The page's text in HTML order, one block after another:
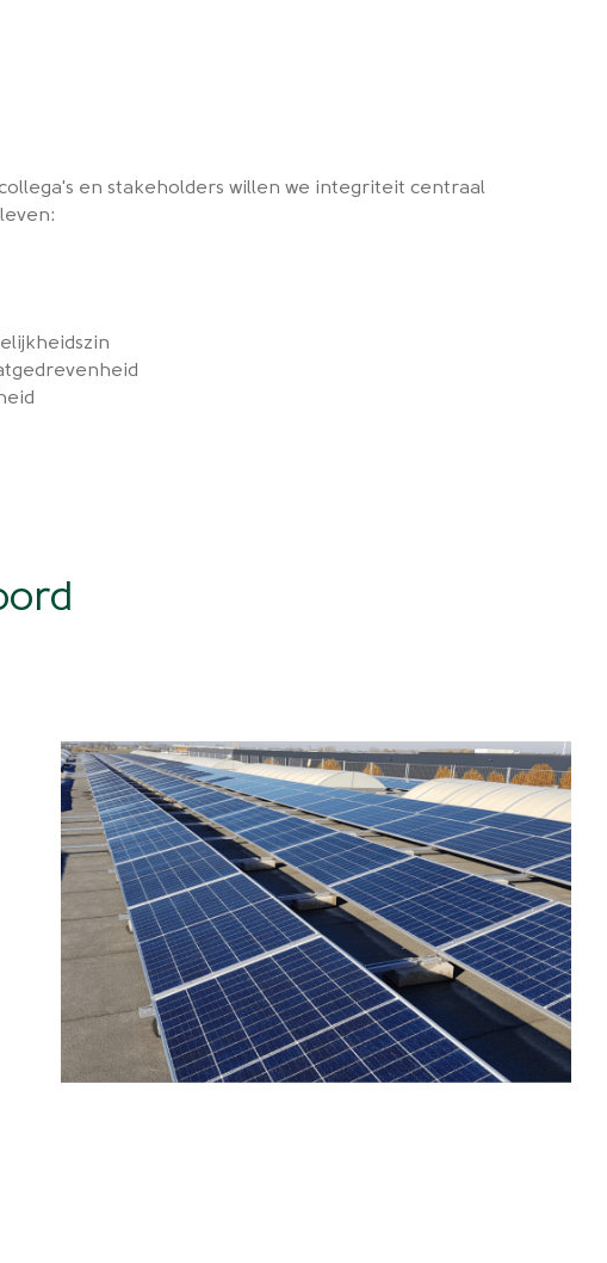
en stakeholders willen we integriteit centraal